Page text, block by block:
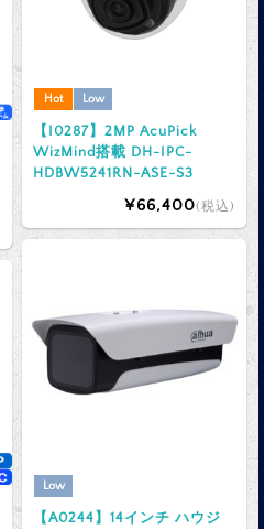
Hot Low
【I0287】2MP AcuPick
WizMind搭載 DH-IPC-
HDBW5241RN-ASE-S3
¥66,400(税込)
Low
【A0244】14インチ ハウジ